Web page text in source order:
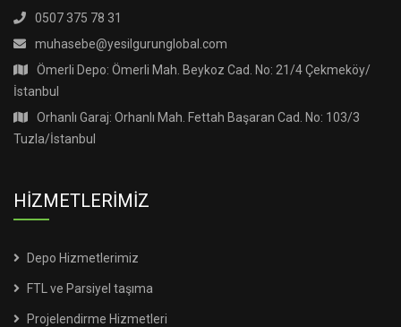
0507 375 78 31
muhasebe@yesilgurunglobal.com
Ömerli Depo: Ömerli Mah. Beykoz Cad. No: 21/4 Çekmeköy/
İstanbul
Orhanlı Garaj: Orhanlı Mah. Fettah Başaran Cad. No: 103/3
Tuzla/İstanbul
HİZMETLERİMİZ
Depo Hizmetlerimiz
FTL ve Parsiyel taşıma
Projelendirme Hizmetleri